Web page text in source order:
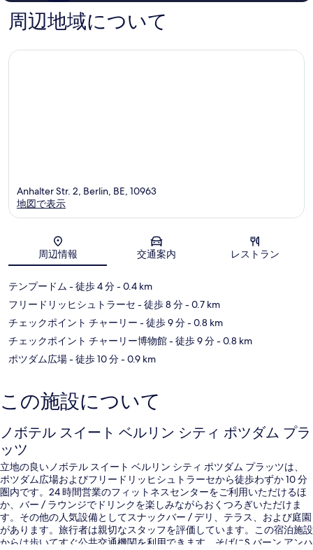
件
の
コ
周辺地域について
地図
Anhalter Str. 2, Berlin, BE, 10963
地図で表示
周辺情報 交通案内 レストラン
テンプードム - 徒歩 4 分- 0.4 km
フリードリッヒシュトラーセ - 徒歩 8 分- 0.7 km
チェックポイント チャーリー - 徒歩 9 分- 0.8 km
チェックポイント チャーリー博物館- 徒歩 9 分- 0.8 km
ポツダム広場- 徒歩 10 分- 0.9 km
この施設について
ノボテル スイート ベルリン シティ ポツダム プラ
ッツ
立地の良いノボテル スイート ベルリン シティ ポツダム プラッツは、
ポツダム広場およびフリードリッヒシュトラーセから徒歩わずか 10 分
圏内です。24 時間営業のフィットネスセンターをご利用いただけるほ
か、バー / ラウンジでドリンクを楽しみながらおくつろぎいただけま
す。その他の人気設備としてスナックバー / デリ、テラス、および庭園
があります。旅行者は親切なスタッフを評価しています。この宿泊施設
からは歩いてすぐ公共交通機関を利用できます。そばにS バーン アンハ